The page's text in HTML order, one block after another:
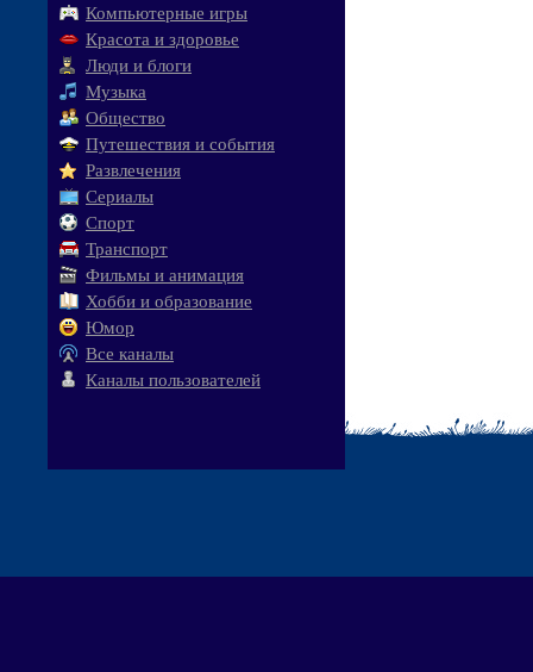
Компьютерные игры
Красота и здоровье
Люди и блоги
Музыка
Общество
Путешествия и события
Развлечения
Сериалы
Спорт
Транспорт
Фильмы и анимация
Хобби и образование
Юмор
Все каналы
Каналы пользователей